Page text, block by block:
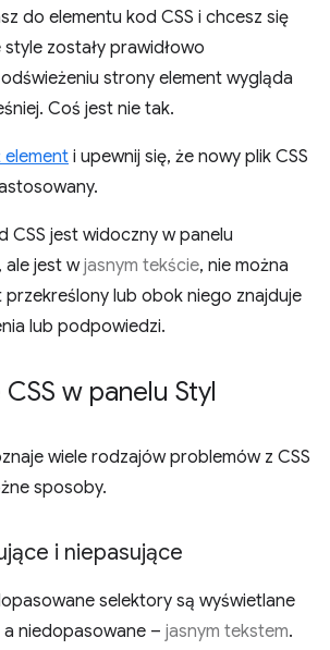
do elementu kod CSS i chcesz się
zostały prawidłowo
strony element wygląda
Coś jest nie tak.
i upewnij się, że nowy plik CSS
CSS jest widoczny w panelu
, ale jest wjasnym tekście, nie można
lub obok niego znajduje
lub podpowiedzi.
w panelu Styl
wiele rodzajów problemów z CSS
sposoby.
i niepasujące
selektory są wyświetlane
a niedopasowane – jasnym tekstem.